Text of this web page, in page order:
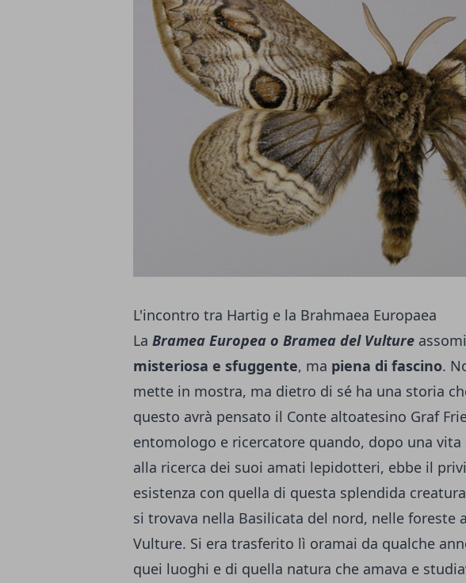
L'incontro tra Hartig e la Brahmaea Europaea
La Bramea Europea o Bramea del Vulture
misteriosa e sfuggente, ma piena di fascino.
mette in mostra, ma dietro di sé ha una storia
questo avrà pensato il Conte altoatesino Graf
entomologo e ricercatore quando, dopo una
alla ricerca dei suoi amati lepidotteri, ebbe il
esistenza con quella di questa splendida
si trovava nella Basilicata del nord, nelle foreste
Vulture. Si era trasferito lì oramai da qualche
quei luoghi e di quella natura che amava e